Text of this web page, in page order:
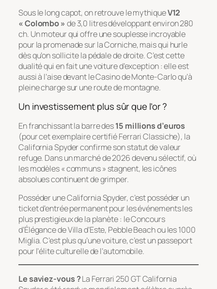
Sous le long capot, on retrouve le mythiqueV12
« Colombo » de 3,0 litres développant environ 280
ch. Un moteur qui offre une souplesse incroyable
pour la promenade sur la Corniche, mais qui hurle
dès qu’on sollicite la pédale de droite. C’est cette
dualité qui en fait une voiture d’exception : elle est
aussi à l’aise devant le Casino de Monte-Carlo qu’à
pleine charge sur une route de montagne.
Un investissement plus sûr que l’or ?
En franchissant la barre des15 millions d’euros
(pour cet exemplaire certifiéFerrari Classiche), la
California Spyder confirme son statut de valeur
refuge. Dans un marché de 2026 devenu sélectif, où
les modèles « communs » stagnent, les icônes
absolues continuent de grimper.
Posséder une California Spyder, c’est posséder un
ticket d’entrée permanent pour les événements les
plus prestigieux de la planète : le Concours
d’Élégance de Villa d’Este, Pebble Beach ou les 1000
Miglia. C’est plus qu’une voiture, c’est un passeport
pour l’élite culturelle de l’automobile.
Le saviez-vous ?La Ferrari 250 GT California